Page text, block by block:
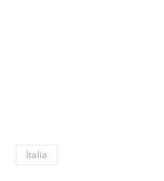
Italia